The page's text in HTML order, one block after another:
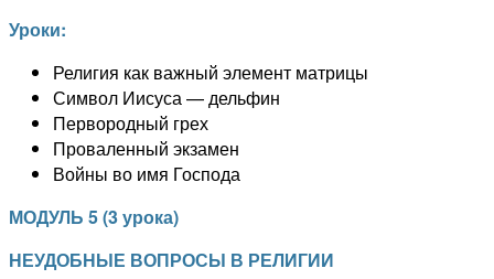
Уроки:
Религия как важный элемент матрицы
Символ Иисуса — дельфин
Первородный грех
Проваленный экзамен
Войны во имя Господа
МОДУЛЬ 5(3урока)
НЕУДОБНЫЕ ВОПРОСЫ В РЕЛИГИИ